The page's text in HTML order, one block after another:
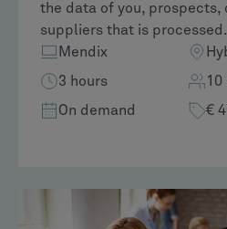
the data of you, prospects,
suppliers that is processed.
Mendix
3 hours
10
On demand
€